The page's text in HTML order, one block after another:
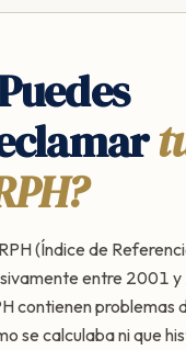
(Índice de
entre 2001
contienen problemas
se calculaba ni que